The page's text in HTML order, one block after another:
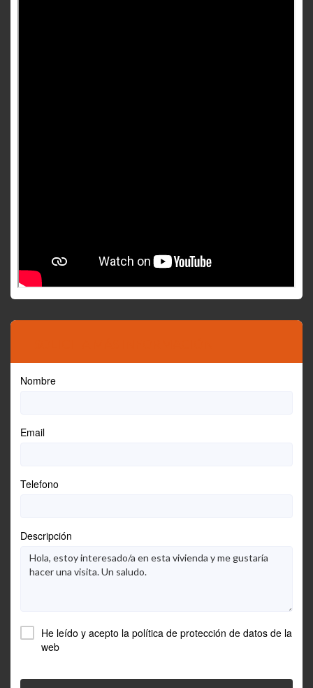
Nombre
Email
Telefono
Descripción
He leído y acepto la política de protección de datos de la
web